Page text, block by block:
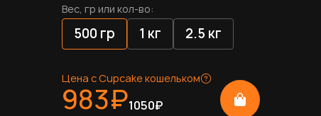
Вес, гр или кол-во:
500 гр 1 кг 2.5 кг
Цена с Cupcake кошельком
983₽1050₽